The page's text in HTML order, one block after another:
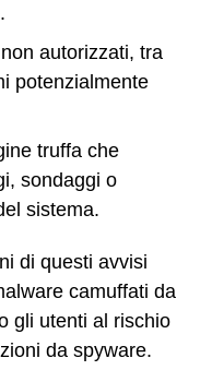
autorizzati, tra
potenzialmente
truffa che
sondaggi o
sistema.
di questi avvisi
camuffati da
gli utenti al rischio
da spyware.